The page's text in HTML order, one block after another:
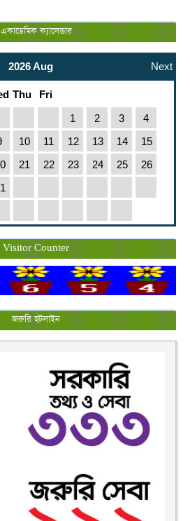
একাডেমিক ক্যালেন্ডার
2026 Aug Next
Thu
Fri
1
2 3
4
10 11 12 13 14
15
21 22 23 24 25
26
Visitor Counter
জরুরি হটলাইন